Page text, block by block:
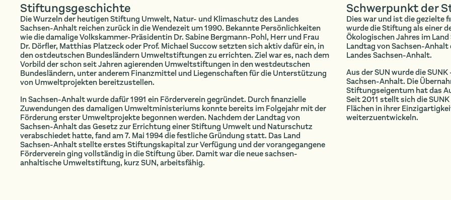
Stiftungsgeschichte
Die Wurzeln der heutigen Stiftung Umwelt, Natur- und Klimaschutz des Landes
Sachsen-Anhalt reichen zurück in die Wendezeit um 1990. Bekannte Persönlichkeiten
wie die damalige Volkskammer-Präsidentin Dr. Sabine Bergmann-Pohl, Herr und Frau
Dr. Dörfler, Matthias Platzeck oder Prof. Michael Succow setzten sich aktiv dafür ein, in
den ostdeutschen Bundesländern Umweltstiftungen zu errichten. Ziel war es, nach dem
Vorbild der schon seit Jahren agierenden Umweltstiftungen in den westdeutschen
Bundesländern, unter anderem Finanzmittel und Liegenschaften für die Unterstützung
von Umweltprojekten bereitzustellen.
In Sachsen-Anhalt wurde dafür 1991 ein Förderverein gegründet. Durch finanzielle
Zuwendungen des damaligen Umweltministeriums konnte bereits im Folgejahr mit der
Förderung erster Umweltprojekte begonnen werden. Nachdem der Landtag von
Sachsen-Anhalt das Gesetz zur Errichtung einer Stiftung Umwelt und Naturschutz
verabschiedet hatte, fand am 7. Mai 1994 die festliche Gründung statt. Das Land
Sachsen-Anhalt stellte erstes Stiftungskapital zur Verfügung und der vorangegangene
Förderverein ging vollständig in die Stiftung über. Damit war die neue sachsen-
anhaltische Umweltstiftung, kurz SUN, arbeitsfähig.
Schwerpunkt der
Dies war und ist die gezielte
wurde die Stiftung als einer
Ökologischen Jahres im
Landtag von Sachsen-
Landes Sachsen-Anhalt.
Aus der SUN wurde die
Sachsen-Anhalt. Die
Stiftungseigentum hat das
Seit 2011 stellt sich die
Flächen in ihrer
weiterzuentwickeln.